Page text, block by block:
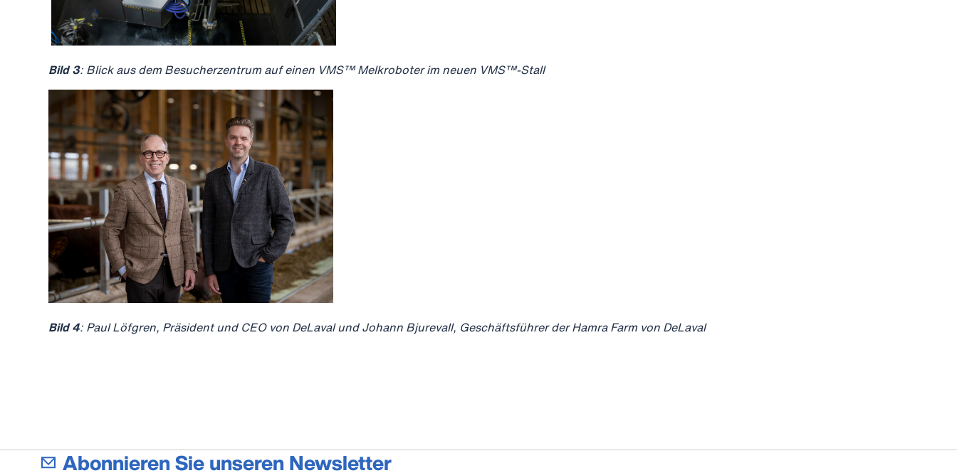
Bild 3: Blick aus dem Besucherzentrum auf einen VMS™ Melkroboter im neuen VMS™-Stall
Bild 4: Paul Löfgren, Präsident und CEO von DeLaval und Johann Bjurevall, Geschäftsführer der Hamra Farm von DeLaval
Abonnieren Sie unseren Newsletter